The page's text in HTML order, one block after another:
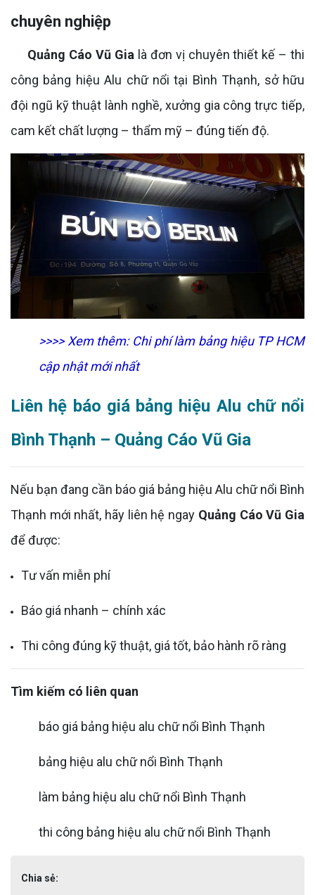
chuyên nghiệp
Quảng Cáo Vũ Gia là đơn vị chuyên thiết kế – thi
công bảng hiệu Alu chữ nổi tại Bình Thạnh, sở hữu
đội ngũ kỹ thuật lành nghề, xưởng gia công trực tiếp,
cam kết chất lượng – thẩm mỹ – đúng tiến độ.
>>>> Xem thêm: Chi phí làm bảng hiệu TP HCM
cập nhật mới nhất
Liên hệ báo giá bảng hiệu Alu chữ nổi
Bình Thạnh – Quảng Cáo Vũ Gia
Nếu bạn đang cần báo giá bảng hiệu Alu chữ nổi Bình
Thạnh mới nhất, hãy liên hệ ngay Quảng Cáo Vũ Gia
để được:
Tư vấn miễn phí
Báo giá nhanh – chính xác
Thi công đúng kỹ thuật, giá tốt, bảo hành rõ ràng
Tìm kiếm có liên quan
báo giá bảng hiệu alu chữ nổi Bình Thạnh
bảng hiệu alu chữ nổi Bình Thạnh
làm bảng hiệu alu chữ nổi Bình Thạnh
thi công bảng hiệu alu chữ nổi Bình Thạnh
Chia sẻ: